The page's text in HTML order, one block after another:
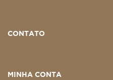
CONTATO
MINHA CONTA